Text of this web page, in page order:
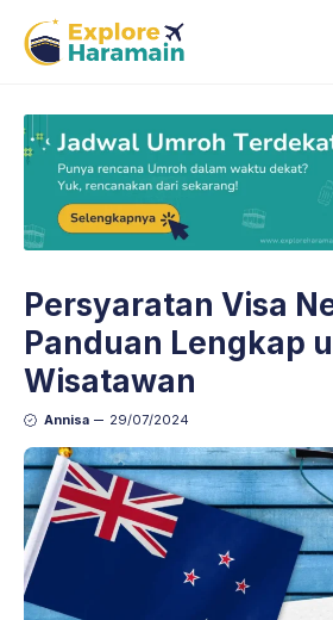
content
Persyaratan Visa
Panduan Lengkap
Wisatawan
Annisa 29/07/2024